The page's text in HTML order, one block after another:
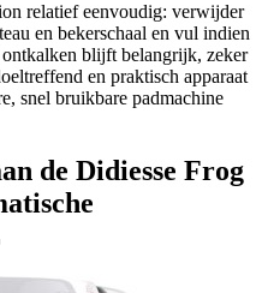
relatief eenvoudig: verwijder
en bekerschaal en vul indien
blijft belangrijk, zeker
en praktisch apparaat
snel bruikbare padmachine
de Didiesse Frog